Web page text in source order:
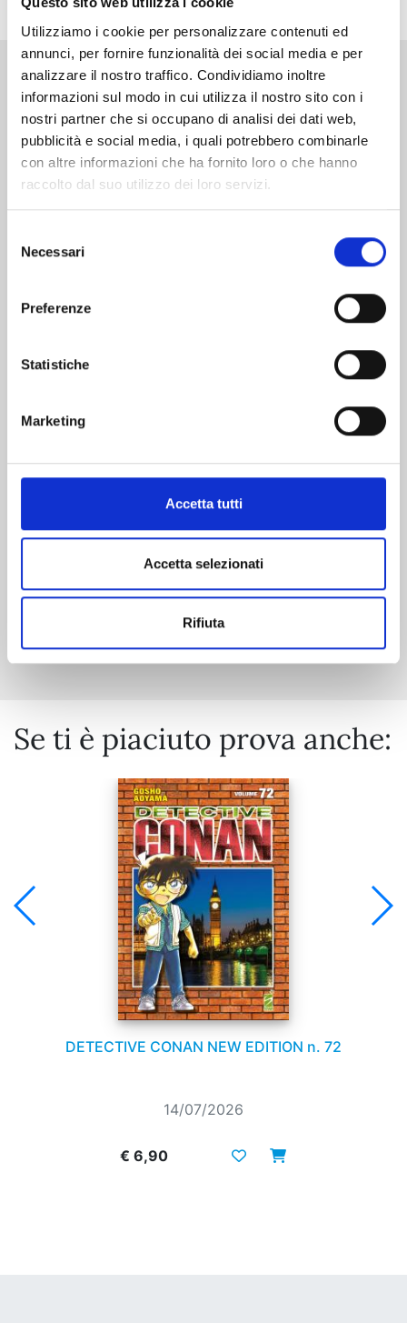
Utilizziamo i cookie per personalizzare contenuti ed
annunci, per fornire funzionalità dei social media e per
analizzare il nostro traffico. Condividiamo inoltre
informazioni sul modo in cui utilizza il nostro sito con i
nostri partner che si occupano di analisi dei dati web,
pubblicità e social media, i quali potrebbero combinarle
con altre informazioni che ha fornito loro o che hanno
raccolto dal suo utilizzo dei loro servizi.
delNecessari
Preferenze
Statistiche
Marketing
Accetta tutti
Accetta selezionati
Rifiuta
Altri volumi della serie
Mostra tutto
Se ti è piaciuto prova anche:
DETECTIVE CONAN NEW EDITION n. 72
14/07/2026
€ 6,90